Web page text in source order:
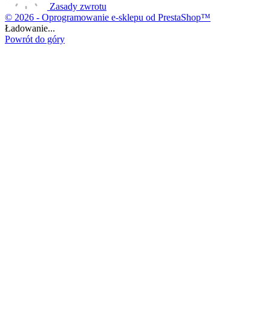
Zasady zwrotu
© 2026 - Oprogramowanie e-sklepu od PrestaShop™
Ładowanie...
Powrót do góry